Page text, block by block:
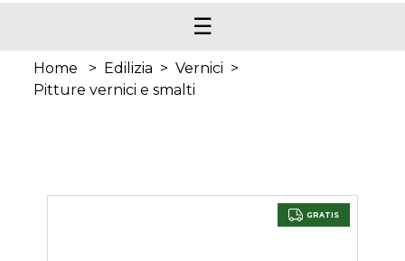
☰
Home > Edilizia > Vernici >
Pitture vernici e smalti
GRATIS